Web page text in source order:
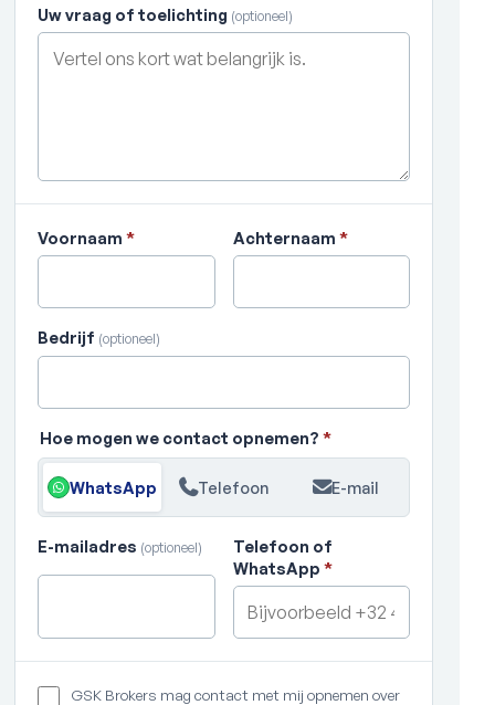
Uw vraag of toelichting (optioneel)
Voornaam* Achternaam *
Bedrijf (optioneel)
Hoe mogen we contact opnemen?*
WhatsApp Telefoon E-mail
E-mailadres (optioneel)
Telefoon of
WhatsApp *
GSK Brokers mag contact met mij opnemen over